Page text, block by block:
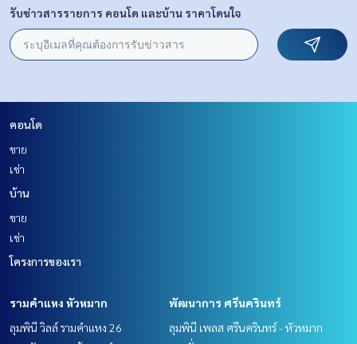
รับข่าวสารรายการ คอนโด และบ้าน ราคาโดนใจ
คอนโด
ขาย
เช่า
บ้าน
ขาย
เช่า
โครงการของเรา
รามคำแหง หัวหมาก
ลุมพินี วิลล์ รามคำแหง 26
พัฒนาการ ศรีนครินทร์
ลุมพินี เพลส ศรีนครินทร์ - หัวหมาก